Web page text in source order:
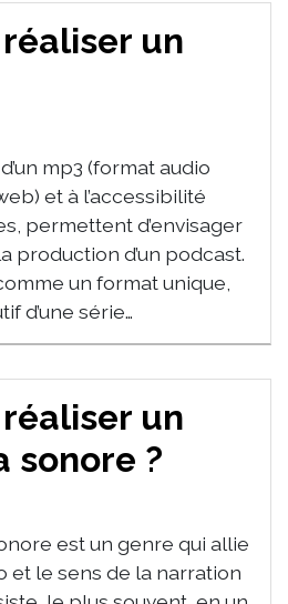
un
mp3 (format audio
et à l’accessibilité
permettent d’envisager
production d’un podcast.
un format unique,
d’une série…
un
sonore ?
est un genre qui allie
et le sens de la narration